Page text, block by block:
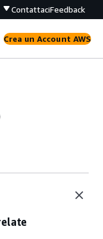
ContattaciFeedback
Crea un Account AWS